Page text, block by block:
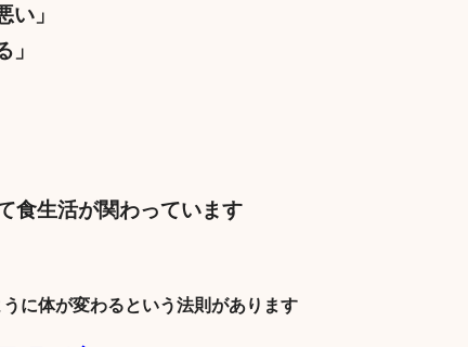
い」
」
食生活が関わっています
に体が変わるという法則があります